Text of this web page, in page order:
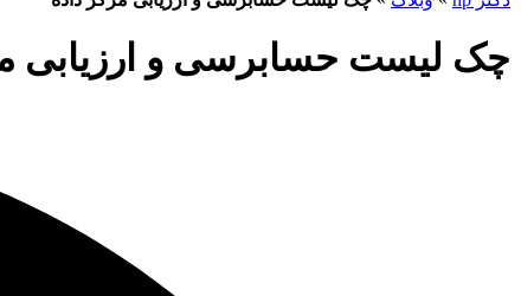
چک لیست حسابرسی و ارزیابی